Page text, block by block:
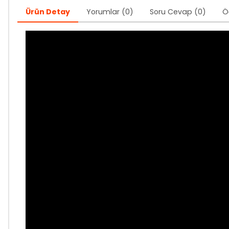
Ürün Detay Yorumlar (0) Soru Cevap (0)